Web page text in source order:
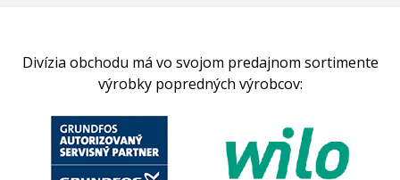
Divízia obchodu má vo svojom predajnom sortimente
výrobky popredných výrobcov: